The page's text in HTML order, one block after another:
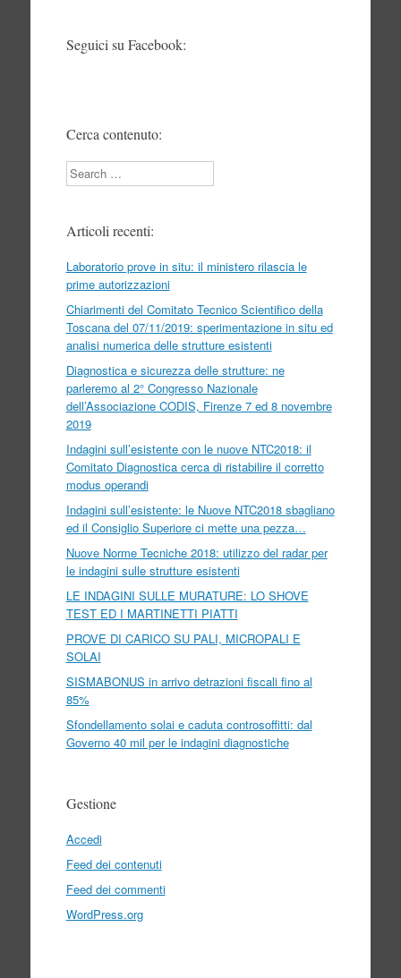
Seguici su Facebook:
Cerca contenuto:
Search
Articoli recenti:
Laboratorio prove in situ: il ministero rilascia le
prime autorizzazioni
Chiarimenti del Comitato Tecnico Scientifico della
Toscana del 07/11/2019: sperimentazione in situ ed
analisi numerica delle strutture esistenti
Diagnostica e sicurezza delle strutture: ne
parleremo al 2° Congresso Nazionale
dell’Associazione CODIS, Firenze 7 ed 8 novembre
2019
Indagini sull’esistente con le nuove NTC2018: il
Comitato Diagnostica cerca di ristabilire il corretto
modus operandi
Indagini sull’esistente: le Nuove NTC2018 sbagliano
ed il Consiglio Superiore ci mette una pezza…
Nuove Norme Tecniche 2018: utilizzo del radar per
le indagini sulle strutture esistenti
LE INDAGINI SULLE MURATURE: LO SHOVE
TEST ED I MARTINETTI PIATTI
PROVE DI CARICO SU PALI, MICROPALI E
SOLAI
SISMABONUS in arrivo detrazioni fiscali fino al
85%
Sfondellamento solai e caduta controsoffitti: dal
Governo 40 mil per le indagini diagnostiche
Gestione
Accedi
Feed dei contenuti
Feed dei commenti
WordPress.org